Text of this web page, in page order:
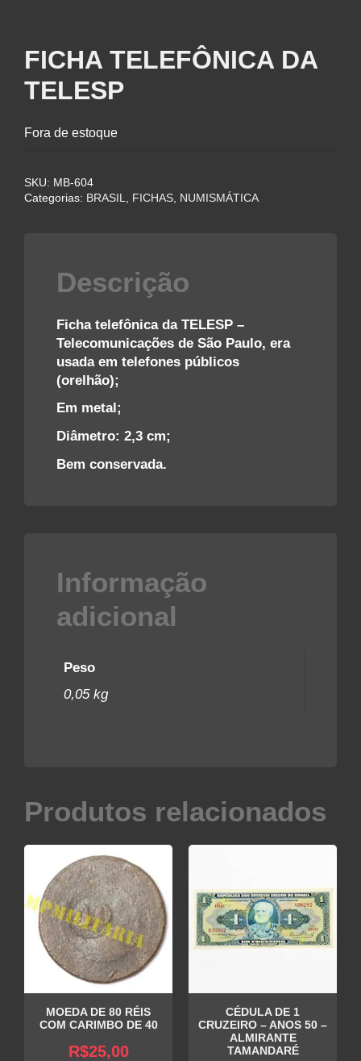
FICHA TELEFÔNICA DA
TELESP
Fora de estoque
SKU: MB-604
Categorias: BRASIL FICHAS NUMISMÁTICA
Descrição
Ficha telefônica da TELESP –
Telecomunicações de São Paulo, era
usada em telefones públicos
(orelhão);
Em metal;
Diâmetro: 2,3 cm;
Bem conservada.
Informação
adicional
Peso
0,05 kg
Produtos relacionados
MOEDA DE 80 RÉIS
COM CARIMBO DE 40
R$25,00
CÉDULA DE 1
CRUZEIRO – ANOS 50 –
ALMIRANTE
TAMANDARÉ